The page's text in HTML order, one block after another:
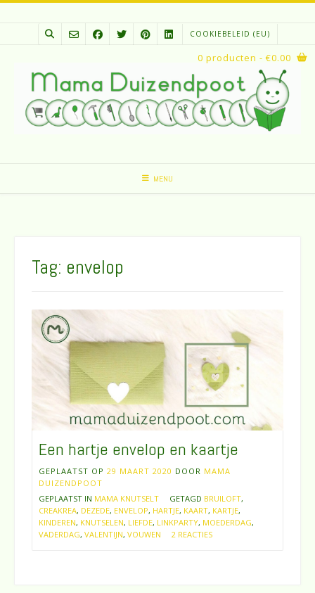
Spring
COOKIEBELEID (EU)
MENU
0 producten - €0.00
Tag: envelop
Een hartje envelop en kaartje
GEPLAATST OP 29 MAART 2020 DOOR MAMA
DUIZENDPOOT
GEPLAATST IN MAMA KNUTSELT GETAGD BRUILOFT,
CREAKREA, DEZEDE, ENVELOP, HARTJE, KAART, KARTJE,
KINDEREN, KNUTSELEN, LIEFDE, LINKPARTY, MOEDERDAG,
VADERDAG, VALENTIJN, VOUWEN 2 REACTIES